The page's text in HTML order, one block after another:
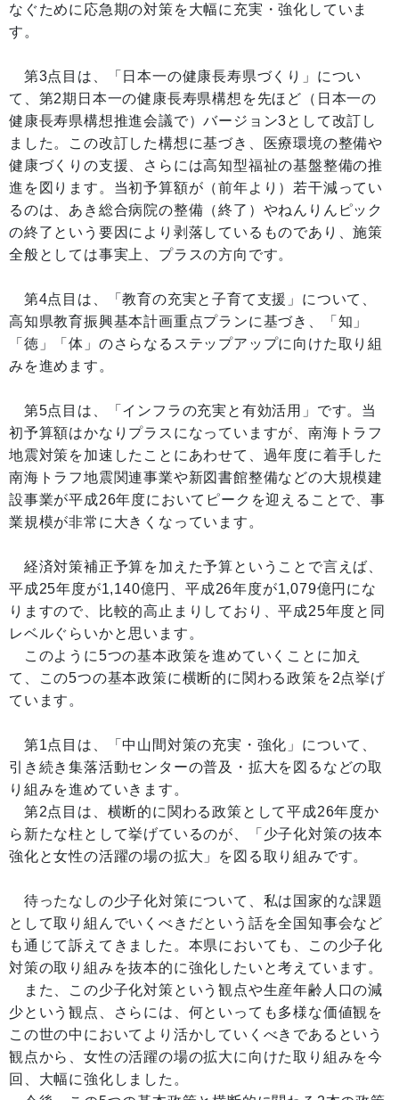
なぐために応急期の対策を大幅に充実・強化していま
す。
第3点目は、「日本一の健康長寿県づくり」につい
て、第2期日本一の健康長寿県構想を先ほど（日本一の
健康長寿県構想推進会議で）バージョン3として改訂し
ました。この改訂した構想に基づき、医療環境の整備や
健康づくりの支援、さらには高知型福祉の基盤整備の推
進を図ります。当初予算額が（前年より）若干減ってい
るのは、あき総合病院の整備（終了）やねんりんピック
の終了という要因により剥落しているものであり、施策
全般としては事実上、プラスの方向です。
第4点目は、「教育の充実と子育て支援」について、
高知県教育振興基本計画重点プランに基づき、「知」
「徳」「体」のさらなるステップアップに向けた取り組
みを進めます。
第5点目は、「インフラの充実と有効活用」です。当
初予算額はかなりプラスになっていますが、南海トラフ
地震対策を加速したことにあわせて、過年度に着手した
南海トラフ地震関連事業や新図書館整備などの大規模建
設事業が平成26年度においてピークを迎えることで、事
業規模が非常に大きくなっています。
経済対策補正予算を加えた予算ということで言えば、
平成25年度が1,140億円、平成26年度が1,079億円にな
りますので、比較的高止まりしており、平成25年度と同
レベルぐらいかと思います。
このように5つの基本政策を進めていくことに加え
て、この5つの基本政策に横断的に関わる政策を2点挙げ
ています。
第1点目は、「中山間対策の充実・強化」について、
引き続き集落活動センターの普及・拡大を図るなどの取
り組みを進めていきます。
第2点目は、横断的に関わる政策として平成26年度か
ら新たな柱として挙げているのが、「少子化対策の抜本
強化と女性の活躍の場の拡大」を図る取り組みです。
待ったなしの少子化対策について、私は国家的な課題
として取り組んでいくべきだという話を全国知事会など
も通じて訴えてきました。本県においても、この少子化
対策の取り組みを抜本的に強化したいと考えています。
また、この少子化対策という観点や生産年齢人口の減
少という観点、さらには、何といっても多様な価値観を
この世の中においてより活かしていくべきであるという
観点から、女性の活躍の場の拡大に向けた取り組みを今
回、大幅に強化しました。